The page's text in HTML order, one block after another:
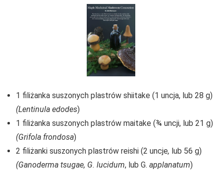
1 filiżanka suszonych plastrów shiitake (1 uncja, lub 28 g)
(Lentinula edodes)
1 filiżanka suszonych plastrów maitake (¾ uncji, lub 21 g)
(Grifola frondosa)
2 filiżanki suszonych plastrów reishi (2 uncje, lub 56 g)
(Ganoderma tsugae, G. lucidum, lub G. applanatum)